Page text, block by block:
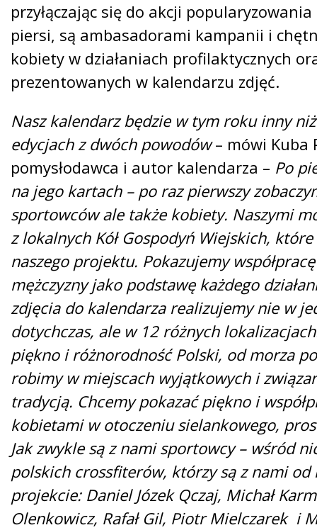
przyłączając się do akcji
piersi, są ambasadorami kampanii i
kobiety w działaniach profilaktycznych
prezentowanych w kalendarzu zdjęć.
Nasz kalendarz będzie w tym roku inny
edycjach z dwóch powodów– mówi Kuba
pomysłodawca i autor kalendarza – Po
na jego kartach – po raz pierwszy
sportowców ale także kobiety. Naszymi
z lokalnych Kół Gospodyń Wiejskich, które
naszego projektu. Pokazujemy
mężczyzny jako podstawę każdego
zdjęcia do kalendarza realizujemy nie w
dotychczas, ale w 12 różnych
piękno i różnorodność Polski, od morza
robimy w miejscach wyjątkowych i
tradycją. Chcemy pokazać piękno i
kobietami w otoczeniu sielankowego,
Jak zwykle są z nami sportowcy – wśród
polskich crossfiterów, którzy są z nami
projekcie: Daniel Józek Qczaj, Michał
Olenkowicz, Rafał Gil, Piotr Mielczarek i